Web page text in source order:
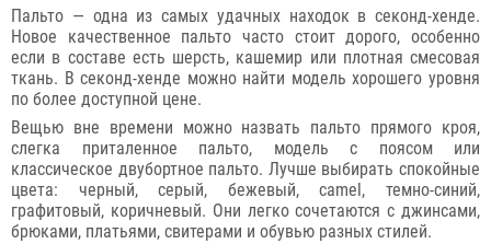
Пальто — одна из самых удачных находок в секонд-хенде.
Новое качественное пальто часто стоит дорого, особенно
если в составе есть шерсть, кашемир или плотная смесовая
ткань. В секонд-хенде можно найти модель хорошего уровня
по более доступной цене.
Вещью вне времени можно назвать пальто прямого кроя,
слегка приталенное пальто, модель с поясом или
классическое двубортное пальто. Лучше выбирать спокойные
цвета: черный, серый, бежевый, camel, темно-синий,
графитовый, коричневый. Они легко сочетаются с джинсами,
брюками, платьями, свитерами и обувью разных стилей.